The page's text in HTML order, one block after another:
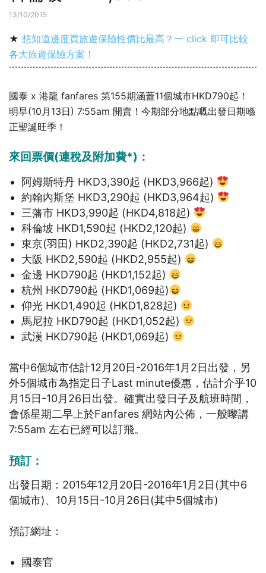
13/10/2015
★ 想知道邊度買旅遊保險性價比最高？一 click 即可比較
各大旅遊保險方案！
國泰 x 港龍 fanfares 第155期涵蓋11個城市HKD790起！
明早(10月13日) 7:55am 開賣！今期部分地點嘅出發日期喺
正聖誕旺季！
來回票價(連稅及附加費*)：
阿姆斯特丹 HKD3,390起 (HKD3,966起)
約翰內斯堡 HKD3,290起 (HKD3,964起)
三藩市 HKD3,990起 (HKD4,818起)
科倫坡 HKD1,590起 (HKD2,120起)
東京(羽田) HKD2,390起 (HKD2,731起)
大阪 HKD2,590起 (HKD2,955起)
金邊 HKD790起 (HKD1,152起)
杭州 HKD790起 (HKD1,069起)
仰光 HKD1,490起 (HKD1,828起)
馬尼拉 HKD790起 (HKD1,052起)
武漢 HKD790起 (HKD1,069起)
當中6個城市估計12月20日-2016年1月2日出發，另
外5個城市為指定日子Last minute優惠，估計介乎10
月15日-10月26日出發。確實出發日子及航班時間，
會係星期二早上於Fanfares 網站內公佈，一般嚟講
7:55am 左右已經可以訂飛。
預訂：
出發日期：2015年12月20日-2016年1月2日(其中6
個城市)、10月15日-10月26日 (其中5個城市)
預訂網址：
國泰官